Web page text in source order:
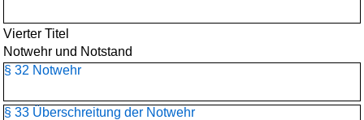
Vierter Titel
Notwehr und Notstand
§ 32 Notwehr
§ 33 Überschreitung der Notwehr